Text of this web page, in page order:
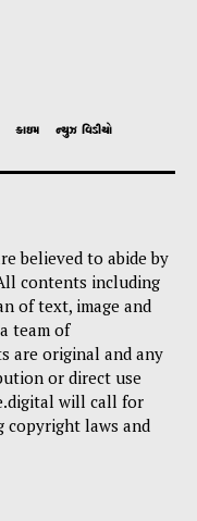
ક્રાઇમ ન્યુઝ વિડીયો
believed to abide by
contents including
of text, image and
team of
are original and any
or direct use
will call for
laws and